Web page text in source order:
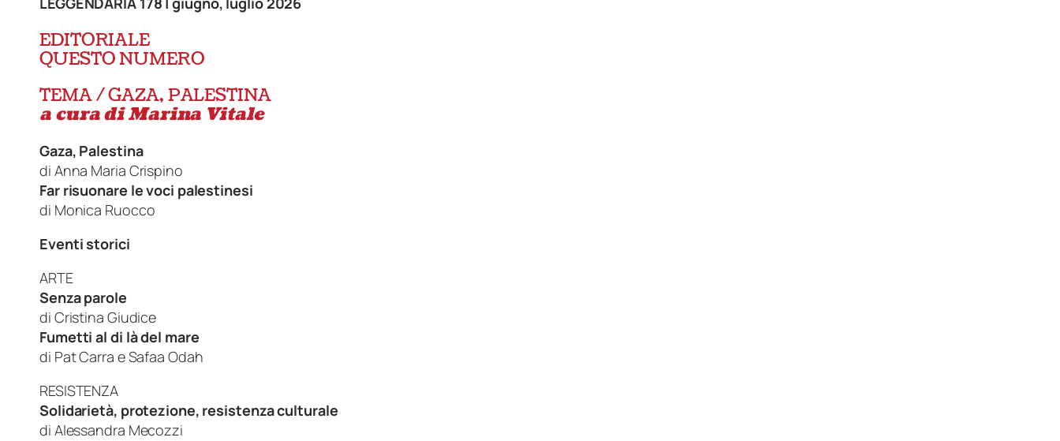
EDITORIALE
QUESTO NUMERO
TEMA / GAZA, PALESTINA
a cura di Marina Vitale
Gaza, Palestina
di Anna Maria Crispino
Far risuonare le voci palestinesi
di Monica Ruocco
Eventi storici
ARTE
Senza parole
di Cristina Giudice
Fumetti al di là del mare
di Pat Carra e Safaa Odah
RESISTENZA
Solidarietà, protezione, resistenza culturale
di Alessandra Mecozzi